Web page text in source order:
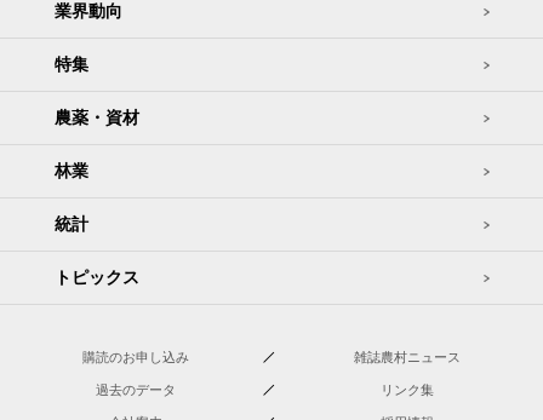
業界動向
特集
農薬・資材
林業
統計
トピックス
購読のお申し込み 雑誌農村ニュース
過去のデータ リンク集